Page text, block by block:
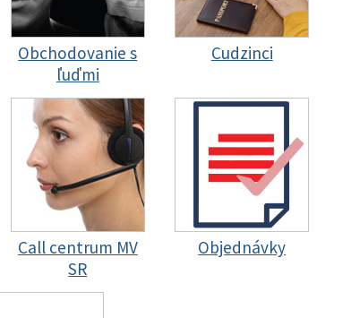
Obchodovanie s
ľuďmi
Cudzinci
Call centrum MV
SR
Objednávky